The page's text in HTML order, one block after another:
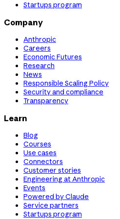
Startups program
Company
Anthropic
Careers
Economic Futures
Research
News
Responsible Scaling Policy
Security and compliance
Transparency
Learn
Blog
Courses
Use cases
Connectors
Customer stories
Engineering at Anthropic
Events
Powered by Claude
Service partners
Startups program